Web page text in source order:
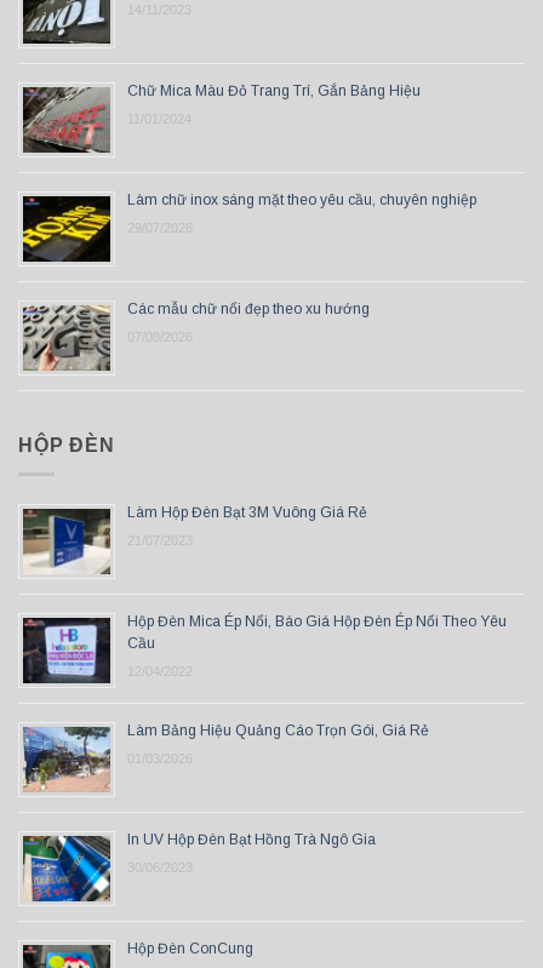
14/11/2023
Chữ Mica Màu Đỏ Trang Trí, Gắn Bảng Hiệu
11/01/2024
Làm chữ inox sáng mặt theo yêu cầu, chuyên nghiệp
29/07/2026
Các mẫu chữ nổi đẹp theo xu hướng
07/08/2026
HỘP ĐÈN
Làm Hộp Đèn Bạt 3M Vuông Giá Rẻ
21/07/2023
Hộp Đèn Mica Ép Nổi, Báo Giá Hộp Đèn Ép Nổi Theo Yêu
Cầu
12/04/2022
Làm Bảng Hiệu Quảng Cáo Trọn Gói, Giá Rẻ
01/03/2026
In UV Hộp Đèn Bạt Hồng Trà Ngô Gia
30/06/2023
Hộp Đèn ConCung